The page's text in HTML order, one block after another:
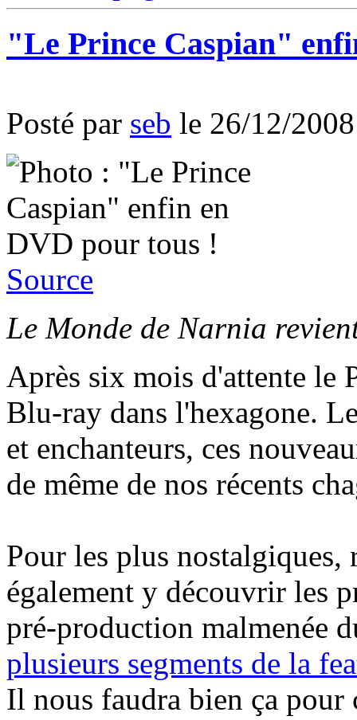
"Le Prince Caspian"
Posté par seb le 26/12/2008
Source
Le Monde de Narnia
Après six mois d'attente le
Blu-ray dans l'hexagone.
et enchanteurs, ces
de même de nos récents
Pour les plus nostalgiques,
également y découvrir les
pré-production malmenée
plusieurs segments de la
Il nous faudra bien ça pour